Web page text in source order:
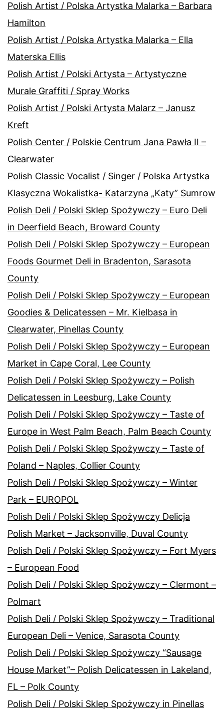
Polish Artist / Polska Artystka Malarka – Barbara
Hamilton
Polish Artist / Polska Artystka Malarka – Ella
Materska Ellis
Polish Artist / Polski Artysta – Artystyczne
Murale Graffiti / Spray Works
Polish Artist / Polski Artysta Malarz – Janusz
Kreft
Polish Center / Polskie Centrum Jana Pawła II –
Clearwater
Polish Classic Vocalist / Singer / Polska Artystka
Klasyczna Wokalistka- Katarzyna „Katy” Sumrow
Polish Deli / Polski Sklep Spożywczy – Euro Deli
in Deerfield Beach, Broward County
Polish Deli / Polski Sklep Spożywczy – European
Foods Gourmet Deli in Bradenton, Sarasota
County
Polish Deli / Polski Sklep Spożywczy – European
Goodies & Delicatessen – Mr. Kielbasa in
Clearwater, Pinellas County
Polish Deli / Polski Sklep Spożywczy – European
Market in Cape Coral, Lee County
Polish Deli / Polski Sklep Spożywczy – Polish
Delicatessen in Leesburg, Lake County
Polish Deli / Polski Sklep Spożywczy – Taste of
Europe in West Palm Beach, Palm Beach County
Polish Deli / Polski Sklep Spożywczy – Taste of
Poland – Naples, Collier County
Polish Deli / Polski Sklep Spożywczy – Winter
Park – EUROPOL
Polish Deli / Polski Sklep Spożywczy Delicja
Polish Market – Jacksonville, Duval County
Polish Deli / Polski Sklep Spożywczy – Fort Myers
– European Food
Polish Deli / Polski Sklep Spożywczy – Clermont –
Polmart
Polish Deli / Polski Sklep Spożywczy – Traditional
European Deli – Venice, Sarasota County
Polish Deli / Polski Sklep Spożywczy “Sausage
House Market”– Polish Delicatessen in Lakeland,
FL – Polk County
Polish Deli / Polski Sklep Spożywczy in Pinellas